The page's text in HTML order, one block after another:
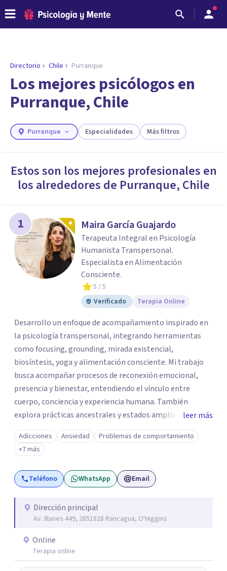
ENCONTRAR MI TERAPEUTA
¿Necesitas ayuda para encontrar el
psicólogo adecuado?
Responde a unas breves preguntas y te ofreceremos
necesidades.
Directorio Chile Purranque
Los mejores psicólogos en
Purranque, Chile
Purranque Especialidades Más filtros
Estos son los mejores profesionales en
los alrededores de Purranque, Chile
1 Maira García Guajardo
Terapeuta Integral en Psicología
Humanista Transpersonal.
Especialista en Alimentación
Consciente.
5 / 5
Verificado
Terapia Online
Desarrollo un enfoque de acompañamiento inspirado en
la psicología transpersonal, integrando herramientas
como focusing, grounding, mirada existencial,
biosíntesis, yoga y alimentación consciente. Mi trabajo
busca acompañar procesos de reconexión emocional,
presencia y bienestar, entendiendo el vínculo entre
cuerpo, conciencia y experiencia humana. También
explora prácticas ancestrales y estados ampliados de
conciencia como caminos de introspección,
resignificación emocional y crecimiento personal. Se
caracteriza por crear espacios cálidos y humanos,
orientados a la autenticidad, la escucha y el desarrollo de
una relación más consciente con uno mismo y con la vida.
leer más
Adicciones Ansiedad
Problemas de comportamiento
+7 más
Teléfono WhatsApp Email
Dirección principal
Av. Illanes 449, 2851828 Rancagua, O'Higgins
Online
Terapia online